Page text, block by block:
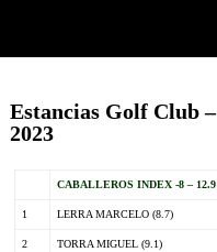
Estancias Golf Club
2023
CABALLEROS INDEX -8 – 12.9
1 LERRA MARCELO (8.7)
2 TORRA MIGUEL (9.1)